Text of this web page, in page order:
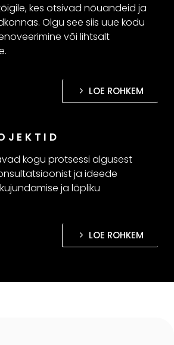
kes otsivad nõuandeid ja
Olgu see siis uue kodu
või lihtsalt
LOE ROHKEM
kogu protsessi algusest
ja ideede
ja lõpliku
LOE ROHKEM